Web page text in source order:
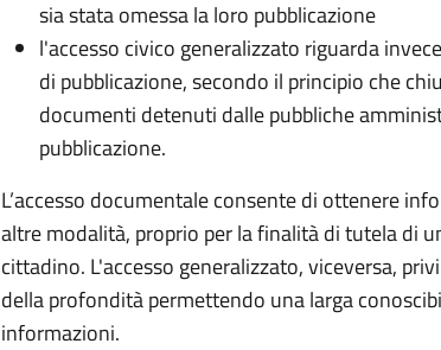
sia stata omessa la loro pubblicazione
l'accesso civico generalizzato riguarda
di pubblicazione, secondo il principio che
documenti detenuti dalle pubbliche
pubblicazione.
L’accesso documentale consente di ottenere
altre modalità, proprio per la finalità di tutela di
cittadino. L'accesso generalizzato, viceversa,
della profondità permettendo una larga
informazioni.